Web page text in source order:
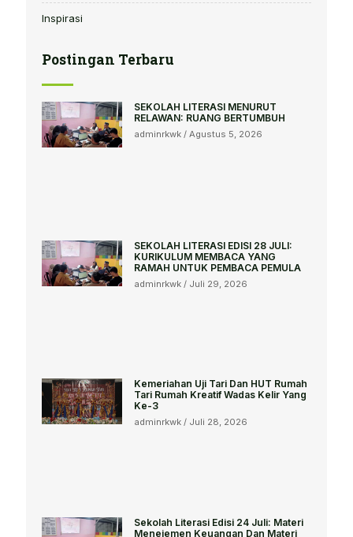
Inspirasi
Postingan Terbaru
SEKOLAH LITERASI MENURUT
RELAWAN: RUANG BERTUMBUH
adminrkwk Agustus 5, 2026
SEKOLAH LITERASI EDISI 28 JULI:
KURIKULUM MEMBACA YANG
RAMAH UNTUK PEMBACA PEMULA
adminrkwk Juli 29, 2026
Kemeriahan Uji Tari Dan HUT Rumah
Tari Rumah Kreatif Wadas Kelir Yang
Ke-3
adminrkwk Juli 28, 2026
Sekolah Literasi Edisi 24 Juli: Materi
Menejemen Keuangan Dan Materi